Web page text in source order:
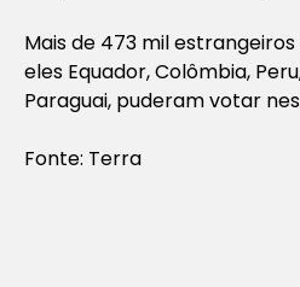
Mais de 473 mil
eles Equador, Colômbia,
Paraguai, puderam votar
Fonte: Terra